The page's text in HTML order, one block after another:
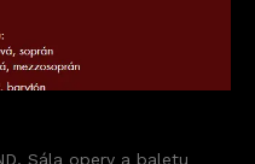
Sála opery a baletu